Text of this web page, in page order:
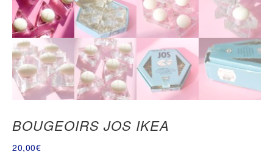
BOUGEOIRS JOS IKEA
20,00€